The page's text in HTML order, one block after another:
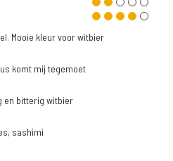
Mooie kleur voor witbier
komt mij tegemoet
en bitterig witbier
sashimi